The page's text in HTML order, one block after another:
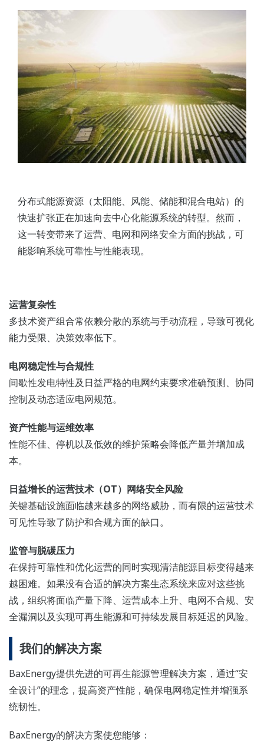
分布式能源资源（太阳能、风能、储能和混合电站）的
快速扩张正在加速向去中心化能源系统的转型。然而，
这一转变带来了运营、电网和网络安全方面的挑战，可
能影响系统可靠性与性能表现。
运营复杂性
多技术资产组合常依赖分散的系统与手动流程，导致可视化
能力受限、决策效率低下。
电网稳定性与合规性
间歇性发电特性及日益严格的电网约束要求准确预测、协同
控制及动态适应电网规范。
资产性能与运维效率
性能不佳、停机以及低效的维护策略会降低产量并增加成
本。
日益增长的运营技术（OT）网络安全风险
关键基础设施面临越来越多的网络威胁，而有限的运营技术
可见性导致了防护和合规方面的缺口。
监管与脱碳压力
在保持可靠性和优化运营的同时实现清洁能源目标变得越来
越困难。如果没有合适的解决方案生态系统来应对这些挑
战，组织将面临产量下降、运营成本上升、电网不合规、安
全漏洞以及实现可再生能源和可持续发展目标延迟的风险。
我们的解决方案
BaxEnergy提供先进的可再生能源管理解决方案，通过“安
全设计”的理念，提高资产性能，确保电网稳定性并增强系
统韧性。
BaxEnergy的解决方案使您能够：